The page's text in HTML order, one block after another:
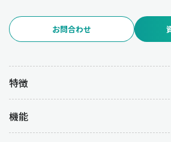
お問合わせ
特徴
機能